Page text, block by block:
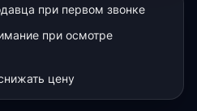
при первом звонке
при осмотре
цену